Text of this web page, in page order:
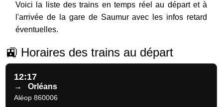
Voici la liste des trains en temps réel au départ et à
l'arrivée de la gare de Saumur avec les infos retard
éventuelles.
🚉 Horaires des trains au départ
12:17
→ Orléans
Aléop 860006